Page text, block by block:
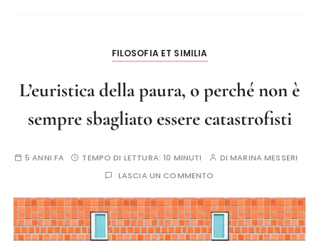
FILOSOFIA ET SIMILIA
L’euristica della paura, o perché non è
sempre sbagliato essere catastrofisti
5 ANNI FA TEMPO DI LETTURA:10 MINUTI DIMARINA MESSERI
LASCIA UN COMMENTO